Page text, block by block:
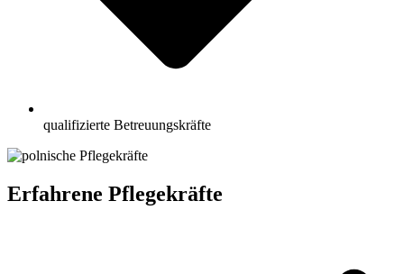
qualifizierte Betreuungskräfte
Erfahrene Pflegekräfte